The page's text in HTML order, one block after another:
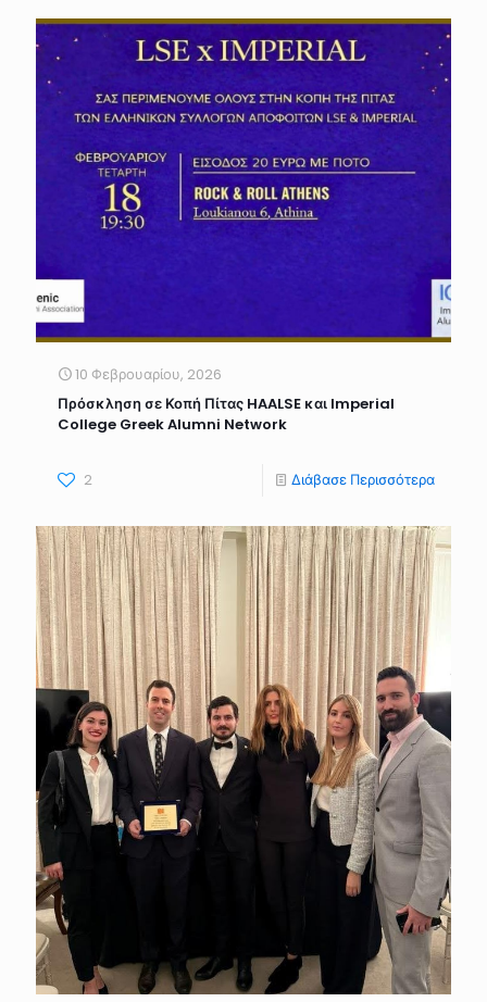
10 Φεβρουαρίου, 2026
Πρόσκληση σε Κοπή Πίτας HAALSE και Imperial
College Greek Alumni Network
2 Διάβασε Περισσότερα